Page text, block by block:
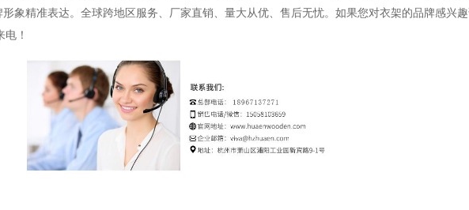
象精准表达。全球跨地区服务、厂家直销、量大从优、售后无忧。如果您对衣架的品牌感兴
电！